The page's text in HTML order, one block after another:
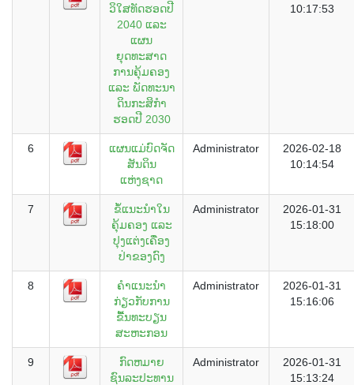
ວິໃສທັດຮອດປີ
2040 ແລະ
ແຜນ
ຍຸດທະສາດ
ການຄຸ້ມຄອງ
ແລະ ພັດທະນາ
ດິນກະສິກຳ
ຮອດປີ 2030
10:17:53
6
ແຜນແມ່ບົດຈັດ
ສັນດິນ
ແຫ່ງຊາດ
Administrator
2026-02-18
10:14:54
7
ຂໍ້ແນະນໍາໃນ
ຄຸ້ມຄອງ ແລະ
ປຸງແຕ່ງເຄື່ອງ
ປ່າຂອງດົງ
Administrator
2026-01-31
15:18:00
8
ຄໍາແນະນໍາ
ກ່ຽວກັບການ
ຂື້ນທະບຽນ
ສະຫະກອນ
Administrator
2026-01-31
15:16:06
9
ກົດຫມາຍ
ຊົນລະປະທານ
Administrator
2026-01-31
15:13:24